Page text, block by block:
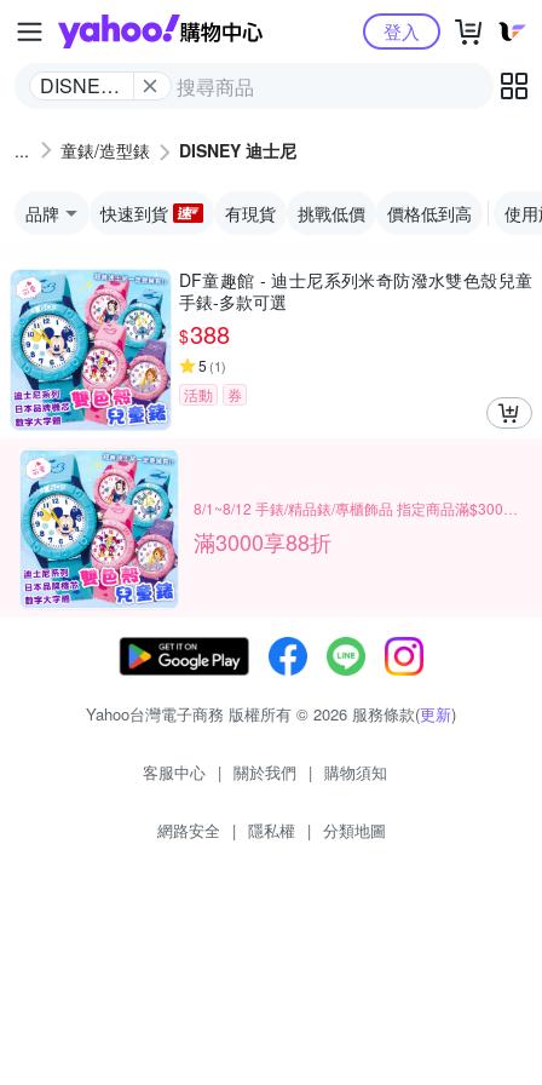
Yahoo購物中心
DISNEY
登入
童錶/造型錶 DISNEY 迪士尼
品牌 快速到貨 有現貨 挑戰低價 價格低到高 使
DF童趣館 - 迪士尼系列米奇防潑水雙色殼兒童
手錶-多款可選
$388
5 (1)
活動 券
滿3000享88折
Yahoo台灣電子商務 版權所有 © 2026 服務條款(更新)
客服中心 | 關於我們 | 購物須知
網路安全 | 隱私權 | 分類地圖